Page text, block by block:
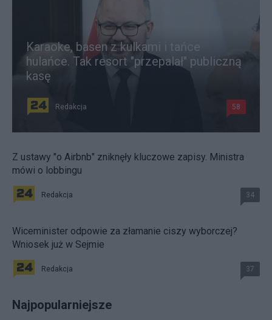
Karaoke, basen z kulkami i tańce
hulańce. Tak resort "przepalał" publiczną
kasę
Redakcja 58
Z ustawy "o Airbnb" zniknęły kluczowe zapisy. Ministra
mówi o lobbingu
Redakcja 34
Wiceminister odpowie za złamanie ciszy wyborczej?
Wniosek już w Sejmie
Redakcja 37
Najpopularniejsze